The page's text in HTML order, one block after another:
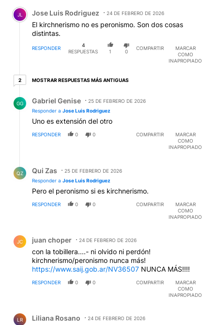
Comentario de Jose Luis Rodriguez.
JL Jose Luis Rodriguez 24 DE FEBRERO DE 2026
El kirchnerismo no es peronismo. Son dos cosas
distintas.
RESPONDER
4
RESPUESTAS
1 0
COMPARTIR
MARCAR
COMO
INAPROPIADO
22 respuestas más antiguas
MOSTRAR RESPUESTAS MÁS ANTIGUAS
GG Gabriel Genise
25 DE FEBRERO DE 2026
Responder a Jose Luis Rodriguez
Uno es extensión del otro
RESPONDER 0 0 COMPARTIR
MARCAR
COMO
INAPROPIADO
QZ Qui Zas
25 DE FEBRERO DE 2026
Responder a Jose Luis Rodriguez
Pero el peronismo si es kirchnerismo.
RESPONDER 0 0 COMPARTIR
MARCAR
COMO
INAPROPIADO
JC juan choper 24 DE FEBRERO DE 2026
con la tobillera....- ni olvido ni perdón!
kirchnerismo/peronismo nunca más!
https://www.saij.gob.ar/NV36507 NUNCA MÁS!!!!
RESPONDER 0 0 COMPARTIR
MARCAR
COMO
INAPROPIADO
LR Liliana Rosano 24 DE FEBRERO DE 2026